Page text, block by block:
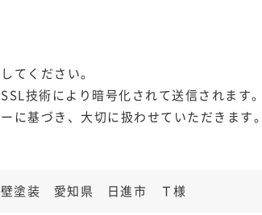
てください。
技術により暗号化されて送信されます。
に基づき、大切に扱わせていただきます。